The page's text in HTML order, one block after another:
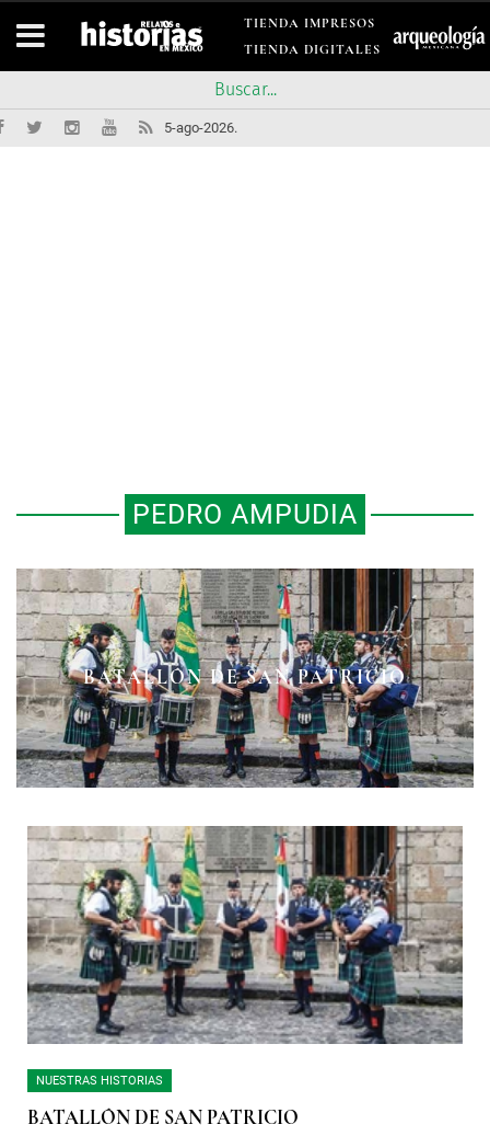
TIENDA IMPRESOS
TIENDA DIGITALES
5-ago-2026.
PEDRO AMPUDIA
BATALLÓN DE SAN PATRICIO
NUESTRAS HISTORIAS
BATALLÓN DE SAN PATRICIO